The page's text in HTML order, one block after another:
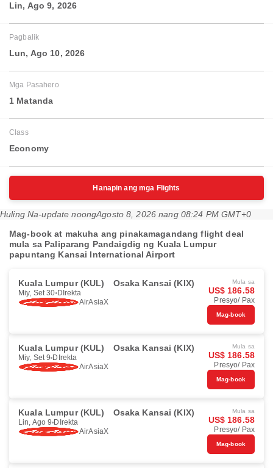
Lin, Ago 9, 2026
Pagbalik
Lun, Ago 10, 2026
Mga Pasahero
1 Matanda
Class
Economy
Hanapin ang mga Flights
Huling Na-update noongAgosto 8, 2026 nang 08:24 PM GMT+0
Mag-book at makuha ang pinakamagandang flight deal
mula sa Paliparang Pandaigdig ng Kuala Lumpur
papuntang Kansai International Airport
Kuala Lumpur (KUL) Osaka Kansai (KIX)
Miy, Set 30 DIrekta
AirAsiaX
Mula sa
US$ 186.58
Presyo/ Pax
Mag-book
Kuala Lumpur (KUL) Osaka Kansai (KIX)
Miy, Set 9 DIrekta
AirAsiaX
Mula sa
US$ 186.58
Presyo/ Pax
Mag-book
Kuala Lumpur (KUL) Osaka Kansai (KIX)
Lin, Ago 9 DIrekta
AirAsiaX
Mula sa
US$ 186.58
Presyo/ Pax
Mag-book